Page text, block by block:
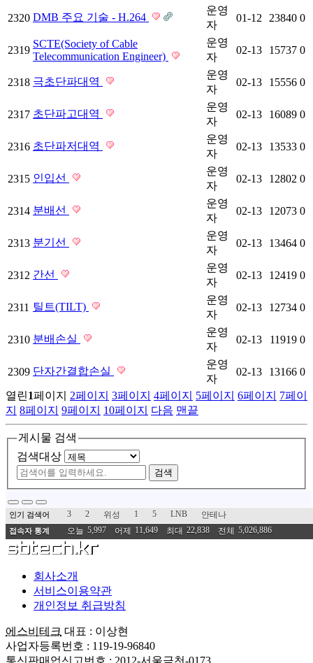
2320 DMB 주요 기술 - H.264
운영
자
01-12 23840 0
2319
SCTE(Society of Cable
Telecommunication Engineer)
운영
자
02-13 15737 0
2318 극초단파대역
운영
자
02-13 15556 0
2317 초단파고대역
운영
자
02-13 16089 0
2316 초단파저대역
운영
자
02-13 13533 0
2315 인입선
운영
자
02-13 12802 0
2314 분배선
운영
자
02-13 12073 0
2313 분기선
운영
자
02-13 13464 0
2312 간선
운영
자
02-13 12419 0
2311 틸트(TILT)
운영
자
02-13 12734 0
2310 분배손실
운영
자
02-13 11919 0
2309 단자간결합손실
운영
자
02-13 13166 0
열린1페이지 2페이지 3페이지 4페이지 5페이지 6페이지 7페이
지 8페이지 9페이지 10페이지 다음 맨끝
게시물 검색
검색대상
검색
인기 검색어 3 2 위성 1 5 LNB 안테나
접속자 통계 오늘 5,997 어제 11,649 최대 22,838 전체 5,026,886
회사소개
서비스이용약관
개인정보 취급방침
에스비테크 대표 : 이상현
사업자등록번호 : 119-19-96840
통신판매업신고번호 : 2012-서울금천-0173